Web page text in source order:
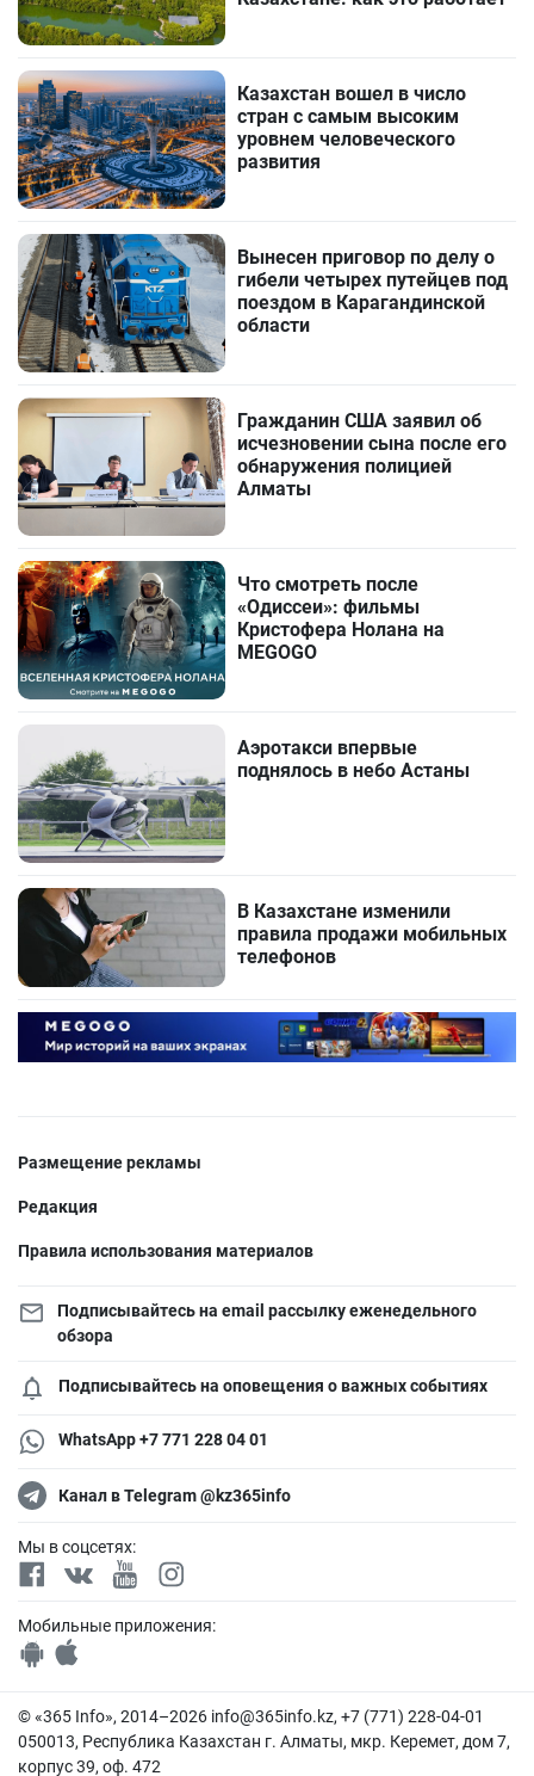
Казахстан вошел в число
стран с самым высоким
уровнем человеческого
развития
Вынесен приговор по делу о
гибели четырех путейцев под
поездом в Карагандинской
области
Гражданин США заявил об
исчезновении сына после его
обнаружения полицией
Алматы
Что смотреть после
«Одиссеи»: фильмы
Кристофера Нолана на
MEGOGO
Аэротакси впервые
поднялось в небо Астаны
В Казахстане изменили
правила продажи мобильных
телефонов
Размещение рекламы
Редакция
Правила использования материалов
Подписывайтесь на email рассылку еженедельного
обзора
Подписывайтесь на оповещения о важных событиях
WhatsApp +7 771 228 04 01
Канал в Telegram @kz365info
Мы в соцсетях:
Мобильные приложения:
© «365 Info», 2014–2026 info@365info.kz, +7 (771) 228-04-01
050013, Республика Казахстан г. Алматы, мкр. Керемет, дом 7,
корпус 39, оф. 472